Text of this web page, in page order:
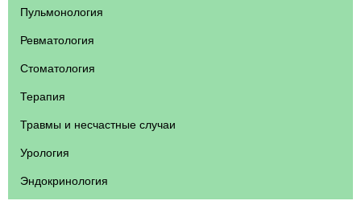
Пульмонология
Ревматология
Стоматология
Терапия
Травмы и несчастные случаи
Урология
Эндокринология